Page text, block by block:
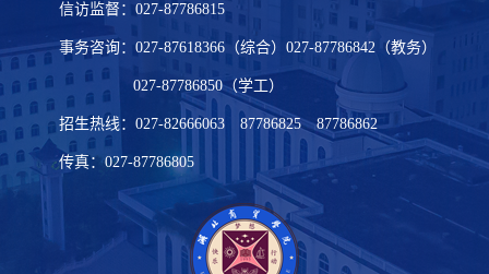
信访监督：027-87786815
事务咨询：027-87618366（综合）027-87786842（教务）
027-87786850（学工）
招生热线：027-82666063 87786825 87786862
传真：027-87786805